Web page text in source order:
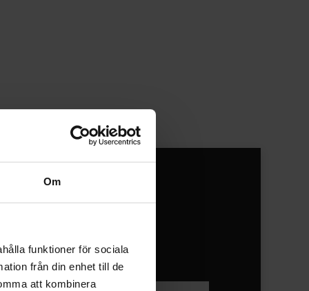
Om
funktioner för sociala
från din enhet till de
att kombinera